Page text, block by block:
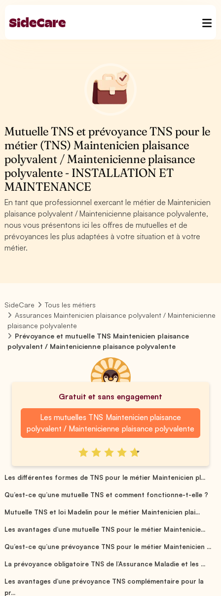
Mutuelle TNS et prévoyance TNS pour le
métier (TNS) Maintenicien plaisance
polyvalent / Maintenicienne plaisance
polyvalente - INSTALLATION ET
MAINTENANCE
En tant que professionnel exercant le métier de Maintenicien
plaisance polyvalent / Maintenicienne plaisance polyvalente,
nous vous présentons ici les offres de mutuelles et de
prévoyances les plus adaptées à votre situation et à votre
métier.
SideCare
Tous les métiers
Assurances Maintenicien plaisance polyvalent / Maintenicienne
plaisance polyvalente
Prévoyance et mutuelle TNS Maintenicien plaisance
polyvalent / Maintenicienne plaisance polyvalente
Gratuit et sans engagement
Les mutuelles TNS Maintenicien plaisance
polyvalent / Maintenicienne plaisance polyvalente
Les différentes formes de TNS pour le métier Maintenicien pl...
Qu’est-ce qu’une mutuelle TNS et comment fonctionne-t-elle ?
Mutuelle TNS et loi Madelin pour le métier Maintenicien plai...
Les avantages d’une mutuelle TNS pour le métier Maintenicie...
Qu’est-ce qu’une prévoyance TNS pour le métier Maintenicien ...
La prévoyance obligatoire TNS de l’Assurance Maladie et les ...
Les avantages d’une prévoyance TNS complémentaire pour la
pr...